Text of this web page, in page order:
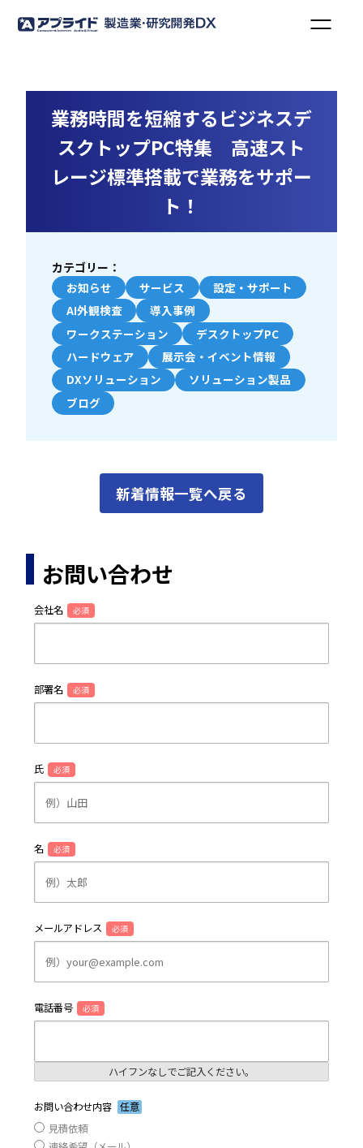
業務時間を短縮するビジネスデ
スクトップPC特集 高速スト
レージ標準搭載で業務をサポー
ト！
カテゴリー：
お知らせ
サービス
設定・サポート
AI外観検査
導入事例
ワークステーション
デスクトップPC
ハードウェア
展示会・イベント情報
DXソリューション
ソリューション製品
ブログ
新着情報一覧へ戻る
お問い合わせ
会社名 必須
部署名 必須
氏 必須
名 必須
メールアドレス 必須
電話番号 必須
ハイフンなしでご記入ください。
お問い合わせ内容 任意
見積依頼